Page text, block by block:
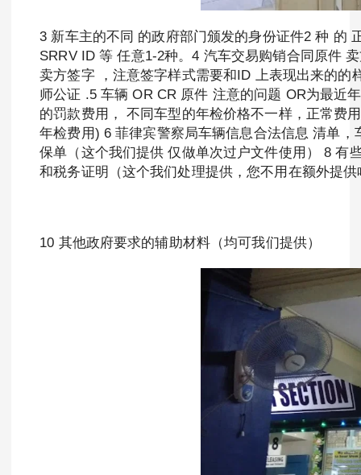
3 新车主的不同 的政府部门颁发的身份证件2 种 的
SRRV ID 等 任意1-2种。4 汽车交易购销合同原件
卖方签字 ，注意签字样式需要和ID 上表现出来的
师公证 .5 车辆 OR CR 原件 注意的问题 OR为最近
的罚款费用， 不同车型的年检价格不一样，正常费
年检费用) 6 菲律宾警察局车辆信息合法信息 清单
保单（这个我们提供 仅做单次过户文件使用） 8 有
和税务证明（这个我们处理提供，您不用在额外提供
10 其他政府要求的辅助材料（均可我们提供）